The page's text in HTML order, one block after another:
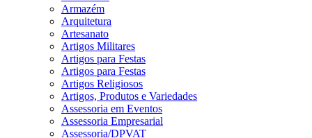
Armazém
Arquitetura
Artesanato
Artigos Militares
Artigos para Festas
Artigos para Festas
Artigos Religiosos
Artigos, Produtos e Variedades
Assessoria em Eventos
Assessoria Empresarial
Assessoria/DPVAT